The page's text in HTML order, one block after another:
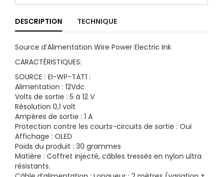
DESCRIPTION TECHNIQUE
Source d’Alimentation Wire Power Electric Ink
CARACTÉRISTIQUES:
SOURCE : EI-WP-TAT1 :
Alimentation : 12Vdc
Volts de sortie : 5 à 12 V
Résolution 0,1 volt
Ampères de sortie : 1 A
Protection contre les courts-circuits de sortie : Oui
Affichage : OLED
Poids du produit : 30 grammes
Matière : Coffret injecté, câbles tressés en nylon ultra
résistants.